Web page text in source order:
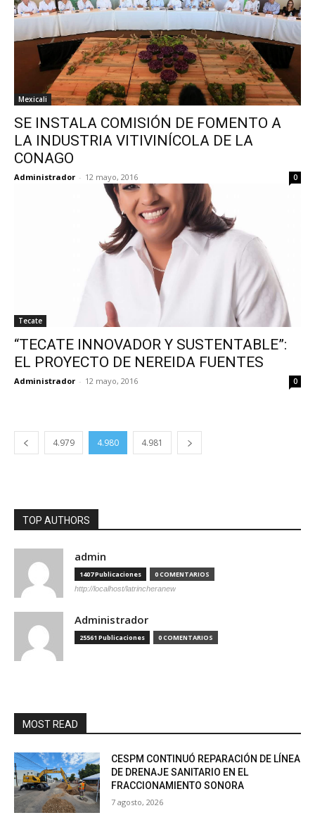
Mexicali
SE INSTALA COMISIÓN DE FOMENTO A
LA INDUSTRIA VITIVINÍCOLA DE LA
CONAGO
Administrador - 12 mayo, 2016 0
Tecate
“TECATE INNOVADOR Y SUSTENTABLE”:
EL PROYECTO DE NEREIDA FUENTES
Administrador - 12 mayo, 2016 0
4.979 4.980 4.981
TOP AUTHORS
admin
1407 Publicaciones 0 COMENTARIOS
http://localhost/latrincheranew
Administrador
25561 Publicaciones 0 COMENTARIOS
MOST READ
CESPM CONTINUÓ REPARACIÓN DE LÍNEA
DE DRENAJE SANITARIO EN EL
FRACCIONAMIENTO SONORA
7 agosto, 2026